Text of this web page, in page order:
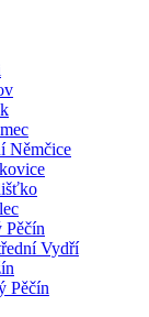
Němčice
Pěčín
Vydří
Pěčín